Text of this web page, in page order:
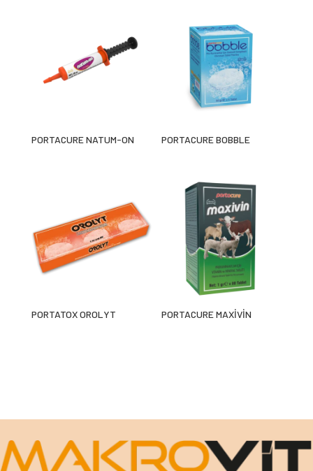
PORTACURE NATUM-ON PORTACURE BOBBLE
PORTATOX OROLYT PORTACURE MAXİVİN